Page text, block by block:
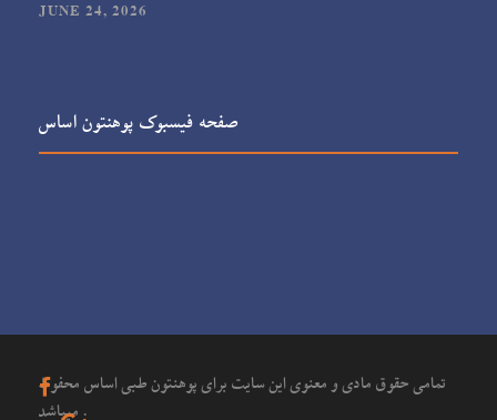
JUNE 24, 2026
صفحه فیسبوک پوهنتون اساس
تمامی حقوق مادی و معنوی این سایت برای پوهنتون طبی اساس محفوظ
میباشد .